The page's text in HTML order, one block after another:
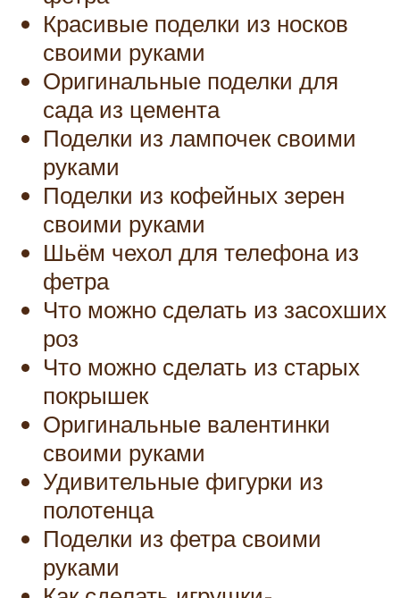
Красивые поделки из носков
своими руками
Оригинальные поделки для
сада из цемента
Поделки из лампочек своими
руками
Поделки из кофейных зерен
своими руками
Шьём чехол для телефона из
фетра
Что можно сделать из засохших
роз
Что можно сделать из старых
покрышек
Оригинальные валентинки
своими руками
Удивительные фигурки из
полотенца
Поделки из фетра своими
руками